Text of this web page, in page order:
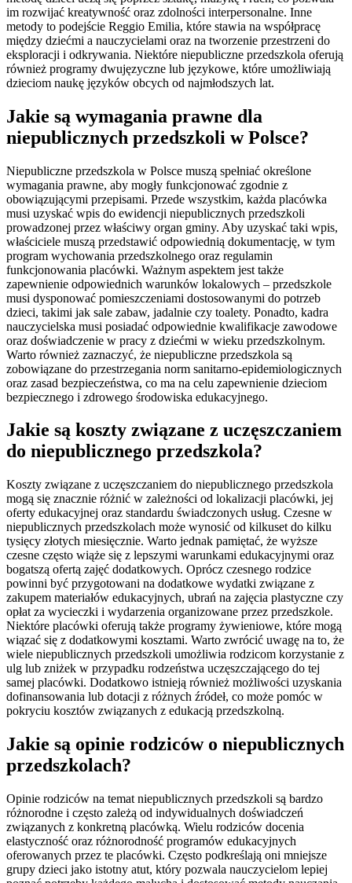
im rozwijać kreatywność oraz zdolności interpersonalne. Inne
metody to podejście Reggio Emilia, które stawia na współpracę
między dziećmi a nauczycielami oraz na tworzenie przestrzeni do
eksploracji i odkrywania. Niektóre niepubliczne przedszkola oferują
również programy dwujęzyczne lub językowe, które umożliwiają
dzieciom naukę języków obcych od najmłodszych lat.
Jakie są wymagania prawne dla
niepublicznych przedszkoli w Polsce?
Niepubliczne przedszkola w Polsce muszą spełniać określone
wymagania prawne, aby mogły funkcjonować zgodnie z
obowiązującymi przepisami. Przede wszystkim, każda placówka
musi uzyskać wpis do ewidencji niepublicznych przedszkoli
prowadzonej przez właściwy organ gminy. Aby uzyskać taki wpis,
właściciele muszą przedstawić odpowiednią dokumentację, w tym
program wychowania przedszkolnego oraz regulamin
funkcjonowania placówki. Ważnym aspektem jest także
zapewnienie odpowiednich warunków lokalowych – przedszkole
musi dysponować pomieszczeniami dostosowanymi do potrzeb
dzieci, takimi jak sale zabaw, jadalnie czy toalety. Ponadto, kadra
nauczycielska musi posiadać odpowiednie kwalifikacje zawodowe
oraz doświadczenie w pracy z dziećmi w wieku przedszkolnym.
Warto również zaznaczyć, że niepubliczne przedszkola są
zobowiązane do przestrzegania norm sanitarno-epidemiologicznych
oraz zasad bezpieczeństwa, co ma na celu zapewnienie dzieciom
bezpiecznego i zdrowego środowiska edukacyjnego.
Jakie są koszty związane z uczęszczaniem
do niepublicznego przedszkola?
Koszty związane z uczęszczaniem do niepublicznego przedszkola
mogą się znacznie różnić w zależności od lokalizacji placówki, jej
oferty edukacyjnej oraz standardu świadczonych usług. Czesne w
niepublicznych przedszkolach może wynosić od kilkuset do kilku
tysięcy złotych miesięcznie. Warto jednak pamiętać, że wyższe
czesne często wiąże się z lepszymi warunkami edukacyjnymi oraz
bogatszą ofertą zajęć dodatkowych. Oprócz czesnego rodzice
powinni być przygotowani na dodatkowe wydatki związane z
zakupem materiałów edukacyjnych, ubrań na zajęcia plastyczne czy
opłat za wycieczki i wydarzenia organizowane przez przedszkole.
Niektóre placówki oferują także programy żywieniowe, które mogą
wiązać się z dodatkowymi kosztami. Warto zwrócić uwagę na to, że
wiele niepublicznych przedszkoli umożliwia rodzicom korzystanie z
ulg lub zniżek w przypadku rodzeństwa uczęszczającego do tej
samej placówki. Dodatkowo istnieją również możliwości uzyskania
dofinansowania lub dotacji z różnych źródeł, co może pomóc w
pokryciu kosztów związanych z edukacją przedszkolną.
Jakie są opinie rodziców o niepublicznych
przedszkolach?
Opinie rodziców na temat niepublicznych przedszkoli są bardzo
różnorodne i często zależą od indywidualnych doświadczeń
związanych z konkretną placówką. Wielu rodziców docenia
elastyczność oraz różnorodność programów edukacyjnych
oferowanych przez te placówki. Często podkreślają oni mniejsze
grupy dzieci jako istotny atut, który pozwala nauczycielom lepiej